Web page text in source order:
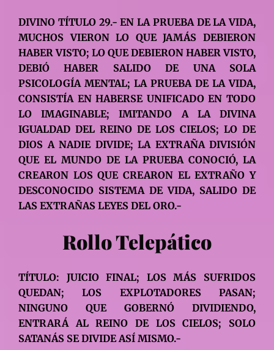
DIVINO TÍTULO 29.- EN LA PRUEBA DE LA VIDA,
MUCHOS VIERON LO QUE JAMÁS DEBIERON
HABER VISTO; LO QUE DEBIERON HABER VISTO,
DEBIÓ HABER SALIDO DE UNA SOLA
PSICOLOGÍA MENTAL; LA PRUEBA DE LA VIDA,
CONSISTÍA EN HABERSE UNIFICADO EN TODO
LO IMAGINABLE; IMITANDO A LA DIVINA
IGUALDAD DEL REINO DE LOS CIELOS; LO DE
DIOS A NADIE DIVIDE; LA EXTRAÑA DIVISIÓN
QUE EL MUNDO DE LA PRUEBA CONOCIÓ, LA
CREARON LOS QUE CREARON EL EXTRAÑO Y
DESCONOCIDO SISTEMA DE VIDA, SALIDO DE
LAS EXTRAÑAS LEYES DEL ORO.-
Rollo Telepático
TÍTULO: JUICIO FINAL; LOS MÁS SUFRIDOS
QUEDAN; LOS EXPLOTADORES PASAN;
NINGUNO QUE GOBERNÓ DIVIDIENDO,
ENTRARÁ AL REINO DE LOS CIELOS; SOLO
SATANÁS SE DIVIDE ASÍ MISMO.-